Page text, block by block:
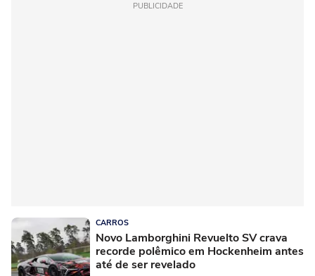
PUBLICIDADE
CARROS
Novo Lamborghini Revuelto SV crava
recorde polêmico em Hockenheim antes
até de ser revelado